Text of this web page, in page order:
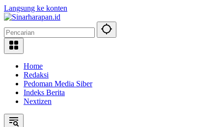
Langsung ke konten
Home
Redaksi
Pedoman Media Siber
Indeks Berita
Nextizen